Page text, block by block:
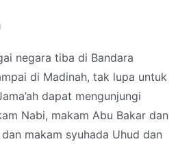
negara tiba di Bandara
di Madinah, tak lupa untuk
dapat mengunjungi
Nabi, makam Abu Bakar dan
dan makam syuhada Uhud dan